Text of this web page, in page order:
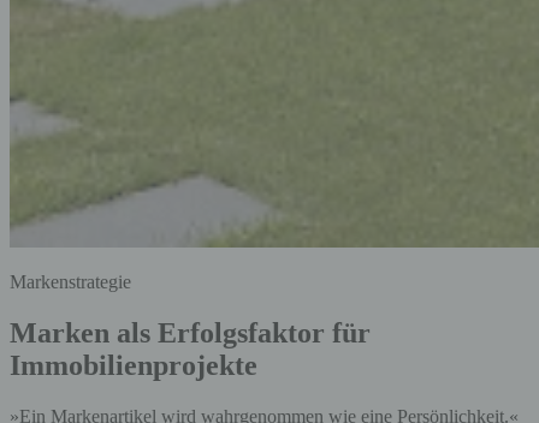
Markenstrategie
Marken als Erfolgsfaktor für
Immobilienprojekte
»Ein Markenartikel wird wahrgenommen wie eine Persönlichkeit.«